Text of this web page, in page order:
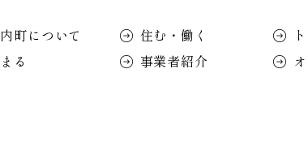
町について 住む・働く
る
事業者紹介